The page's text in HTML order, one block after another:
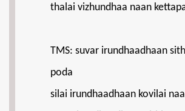
thalai vizhundhaa naan
TMS: suvar irundhaadhaan
poda
silai irundhaadhaan kovilai